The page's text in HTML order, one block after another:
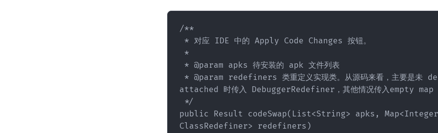
/**
attached 时传入 DebuggerRedefiner，其他情况传入empty map
public Result codeSwap(List<String> apks,
ClassRedefiner> redefiners)